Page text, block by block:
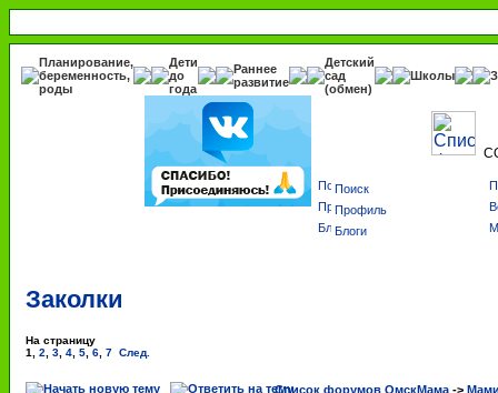
Планирование,
беременность,
роды
Дети
до
года
Раннее
развитие
Детский
сад
(обмен)
Школы
Поиск
Профиль
Блоги
Заколки
На страницу
1
2 3 4 5 6 7 След.
Список форумов ОмскМама ->